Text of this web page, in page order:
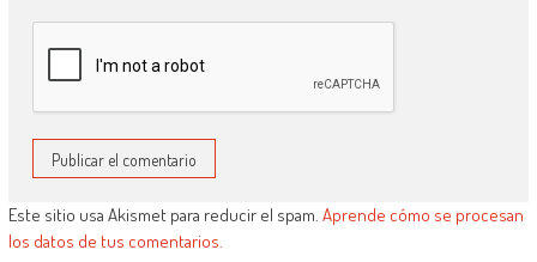
Este sitio usa Akismet para reducir el spam. Aprende cómo se procesan
los datos de tus comentarios.